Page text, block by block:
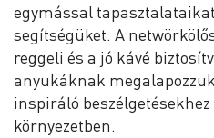
egymással
segítségüket. A
reggeli és a jó kávé
anyukáknak
inspiráló
környezetben.